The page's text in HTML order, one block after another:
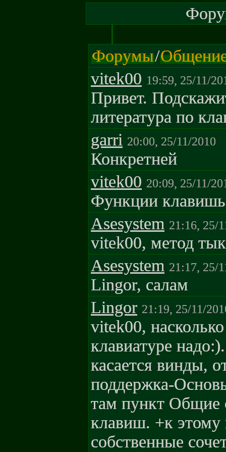
Форумы/
vitek00 19:59, 25/11/
Привет.
литература по
garri 20:00, 25/11/2010
Конкретней
vitek00 20:09, 25/11/
Функции
Asesystem 21:16, 25/
vitek00, метод
Asesystem 21:17, 25/
Lingor, салам
Lingor 21:19, 25/11/
vitek00,
клавиатуре
касается винды,
поддержка-
там пункт Общие
клавиш. +к
собственные